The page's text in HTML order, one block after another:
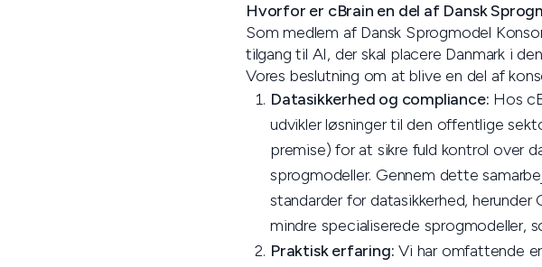
Hvorfor er cBrain en del af Dansk
Som medlem af Dansk Sprogmodel
tilgang til AI, der skal placere Danmark i
Vores beslutning om at blive en del af
Datasikkerhed og compliance: Hos
udvikler løsninger til den offentlige
premise) for at sikre fuld kontrol over
sprogmodeller. Gennem dette
standarder for datasikkerhed,
mindre specialiserede sprogmodeller,
Praktisk erfaring: Vi har omfattende